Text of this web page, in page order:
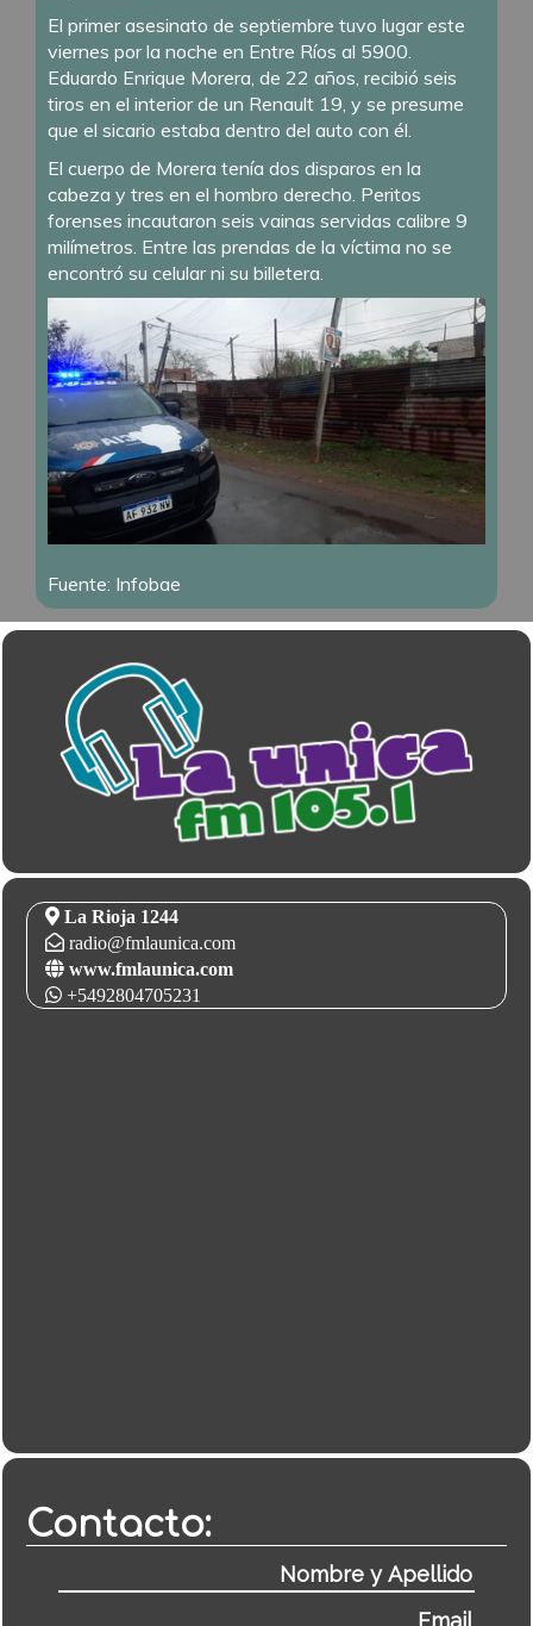
El primer asesinato de septiembre tuvo lugar este
viernes por la noche en Entre Ríos al 5900.
Eduardo Enrique Morera, de 22 años, recibió seis
tiros en el interior de un Renault 19, y se presume
que el sicario estaba dentro del auto con él.
El cuerpo de Morera tenía dos disparos en la
cabeza y tres en el hombro derecho. Peritos
forenses incautaron seis vainas servidas calibre 9
milímetros. Entre las prendas de la víctima no se
encontró su celular ni su billetera.
Fuente: Infobae
La Rioja 1244
radio@fmlaunica.com
www.fmlaunica.com
+5492804705231
Contacto: